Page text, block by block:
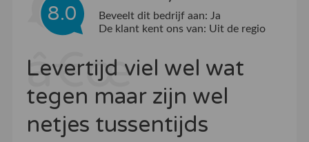
8.0 Beveelt dit bedrijf aan: Ja
De klant kent ons van: Uit de regio
Levertijd viel wel wat
tegen maar zijn wel
netjes tussentijds